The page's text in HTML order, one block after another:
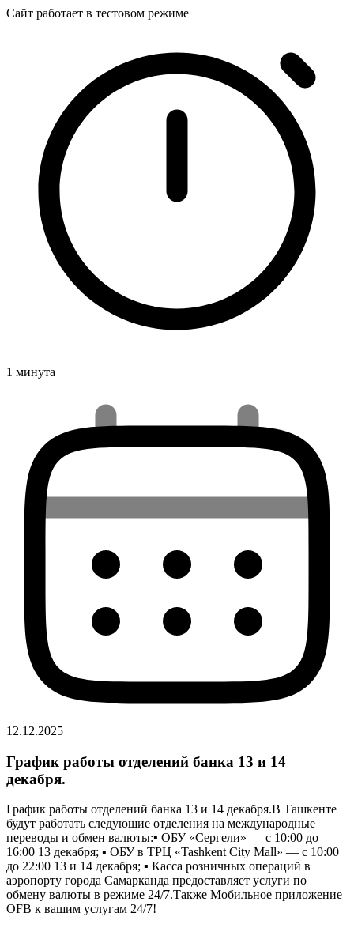
Сайт работает в тестовом режиме
1 минута
12.12.2025
График работы отделений банка 13 и 14
декабря.
График работы отделений банка 13 и 14 декабря.В Ташкенте
будут работать следующие отделения на международные
переводы и обмен валюты:▪️ ОБУ «Сергели» — с 10:00 до
16:00 13 декабря; ▪️ ОБУ в ТРЦ «Tashkent City Mall» — с 10:00
до 22:00 13 и 14 декабря; ▪️ Касса розничных операций в
аэропорту города Самарканда предоставляет услуги по
обмену валюты в режиме 24/7.Также Мобильное приложение
OFB к вашим услугам 24/7!